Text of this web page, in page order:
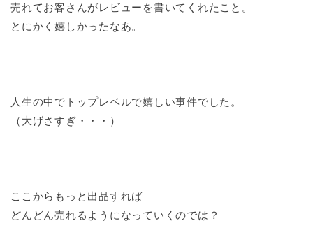
売れてお客さんがレビューを書いてくれたこと。
とにかく嬉しかったなあ。
人生の中でトップレベルで嬉しい事件でした。
（大げさすぎ・・・）
ここからもっと出品すれば
どんどん売れるようになっていくのでは？